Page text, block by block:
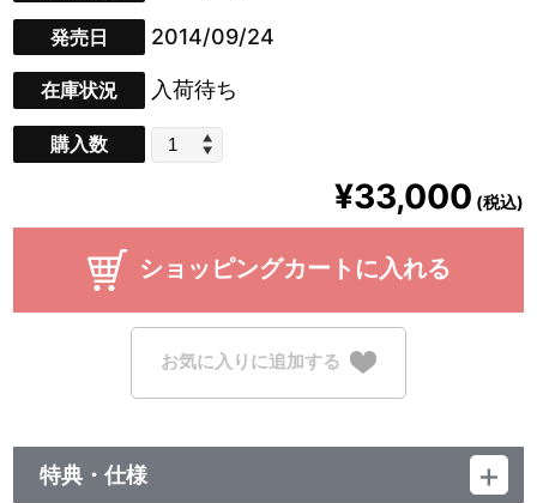
発売日 2014/09/24
在庫状況 入荷待ち
購入数
¥33,000 (税込)
ショッピングカートに入れる
お気に入りに追加する
特典・仕様